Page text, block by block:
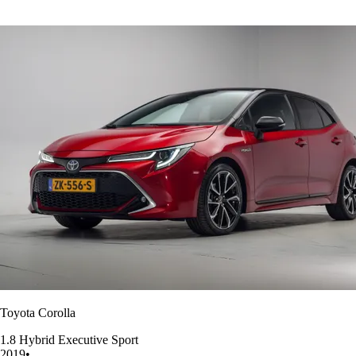
Toyota Corolla
1.8 Hybrid Executive Sport